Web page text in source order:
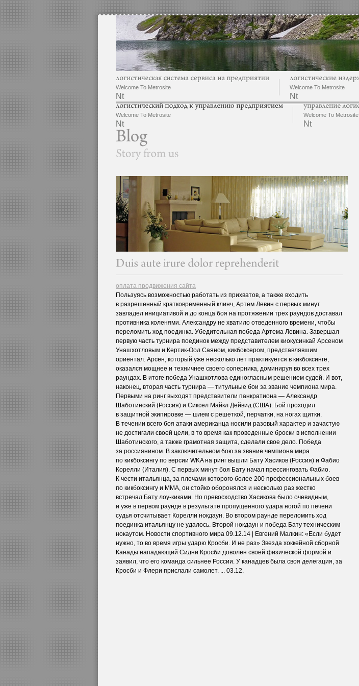
Welcome To Metrosite
Nt
Welcome To Metrosite
Nt
Welcome To Metrosite
Nt
Welcome To Metrosite
Nt
оплата продвижения сайта
Пользуясь возможностью работать из прихватов, а также входить
в разрешенный кратковременный клинч, Артем Левин с первых минут
завладел инициативой и до конца боя на протяжении трех раундов доставал
противника коленями. Александру не хватило отведенного времени, чтобы
переломить ход поединка. Убедительная победа Артема Левина. Завершал
первую часть турнира поединок между представителем киокусинкай Арсеном
Унашхотловым и Кертик-Оол Саяном, кикбоксером, представлявшим
ориентал. Арсен, который уже несколько лет практикуется в кикбоксинге,
оказался мощнее и техничнее своего соперника, доминируя во всех трех
раундах. В итоге победа Унашхотлова единогласным решением судей. И вот,
наконец, вторая часть турнира — титульные бои за звание чемпиона мира.
Первыми на ринг выходят представители панкратиона — Александр
Шаботинский (Россия) и Сиксел Майкл Дейвид (США). Бой проходил
в защитной экипировке — шлем с решеткой, перчатки, на ногах щитки.
В течении всего боя атаки американца носили разовый характер и зачастую
не достигали своей цели, в то время как проведенные броски в исполнении
Шаботинского, а также грамотная защита, сделали свое дело. Победа
за россиянином. В заключительном бою за звание чемпиона мира
по кикбоксингу по версии WKA на ринг вышли Бату Хасиков (Россия) и Фабио
Корелли (Италия). С первых минут боя Бату начал прессинговать Фабио.
К чести итальянца, за плечами которого более 200 профессиональных боев
по кикбоксингу и ММА, он стойко оборонялся и несколько раз жестко
встречал Бату лоу-киками. Но превосходство Хасикова было очевидным,
и уже в первом раунде в результате пропущенного удара ногой по печени
судья отсчитывает Корелли нокдаун. Во втором раунде переломить ход
поединка итальянцу не удалось. Второй нокдаун и победа Бату техническим
нокаутом. Новости спортивного мира 09.12.14 | Евгений Малкин: «Если будет
нужно, то во время игры ударю Кросби. И не раз» Звезда хоккейной сборной
Канады нападающий Сидни Кросби доволен своей физической формой и
заявил, что его команда сильнее России. У канадцев была своя делегация, за
Кросби и Флери прислали самолет. ... 03.12.